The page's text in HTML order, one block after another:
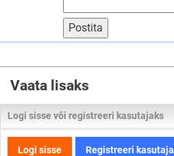
Postita
Vaata lisaks
Logi sisse või registreeri kasutajaks
Logi sisse Registreeri kasutaja